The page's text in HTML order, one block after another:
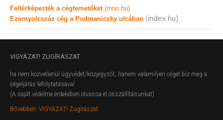
Feltérképezték a cégtemetőket (mno.hu)
Ezernyolcszáz cég a Podmaniczky utcában (index.hu)
VIGYÁZAT! ZUGÍRÁSZAT
ha nem közvetlenül ügyvédet/közjegyzőt, hanem valamilyen céget bíz meg a
cégeljárás lefolytatásával.
(A saját védelme érdekében olvassa el összállításunkat)
Bővebben: VIGYÁZAT! Zugírászat